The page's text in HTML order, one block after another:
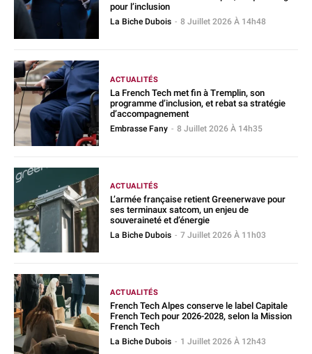
pour l’inclusion
La Biche Dubois - 8 Juillet 2026 À 14h48
ACTUALITÉS
La French Tech met fin à Tremplin, son
programme d’inclusion, et rebat sa stratégie
d’accompagnement
Embrasse Fany - 8 Juillet 2026 À 14h35
ACTUALITÉS
L’armée française retient Greenerwave pour
ses terminaux satcom, un enjeu de
souveraineté et d’énergie
La Biche Dubois - 7 Juillet 2026 À 11h03
ACTUALITÉS
French Tech Alpes conserve le label Capitale
French Tech pour 2026-2028, selon la Mission
French Tech
La Biche Dubois - 1 Juillet 2026 À 12h43